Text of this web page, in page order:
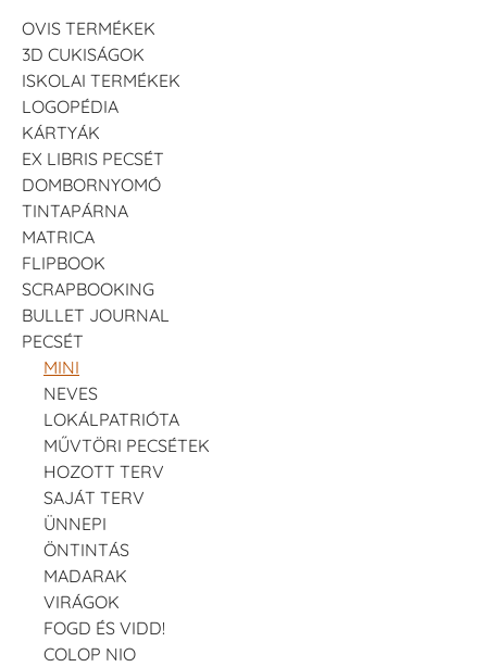
OVIS TERMÉKEK
3D CUKISÁGOK
ISKOLAI TERMÉKEK
LOGOPÉDIA
KÁRTYÁK
EX LIBRIS PECSÉT
DOMBORNYOMÓ
TINTAPÁRNA
MATRICA
FLIPBOOK
SCRAPBOOKING
BULLET JOURNAL
PECSÉT
MINI
NEVES
LOKÁLPATRIÓTA
MŰVTÖRI PECSÉTEK
HOZOTT TERV
SAJÁT TERV
ÜNNEPI
ÖNTINTÁS
MADARAK
VIRÁGOK
FOGD ÉS VIDD!
COLOP NIO